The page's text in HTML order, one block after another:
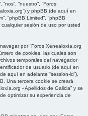
“nuestro”, “Foros
y phpBB (de aquí en
“phpBB Limited”, “phpBB
sesión de uso por usted
por “Foros Xenealoxía.org
de cookies, las cuales son
temporales del navegador
de usuario (de aquí en
aquí en adelante “session-id”),
Una tercera cookie se creará
- Apellidos de Galicia” y se
optimizar su experiencia de